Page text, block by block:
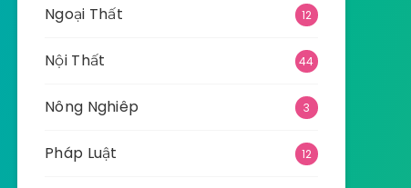
Ngoại Thất 12
Nội Thất 44
Nông Nghiêp 3
Pháp Luật 12